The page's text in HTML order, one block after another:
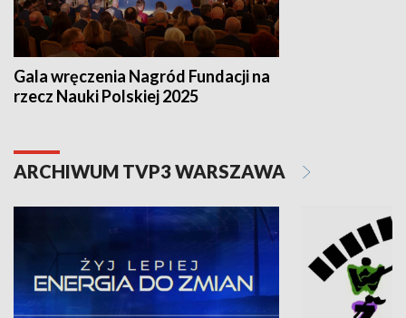
Gala wręczenia Nagród Fundacji na
rzecz Nauki Polskiej 2025
ARCHIWUM TVP3 WARSZAWA